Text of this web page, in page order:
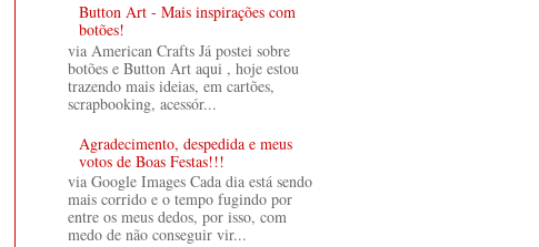
Button Art - Mais inspirações com
botões!
via American Crafts Já postei sobre
botões e Button Art aqui , hoje estou
trazendo mais ideias, em cartões,
scrapbooking, acessór...
Agradecimento, despedida e meus
votos de Boas Festas!!!
via Google Images Cada dia está sendo
mais corrido e o tempo fugindo por
entre os meus dedos, por isso, com
medo de não conseguir vir...